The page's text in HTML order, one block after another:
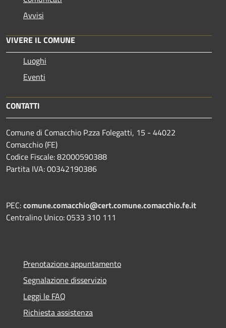
Avvisi
VIVERE IL COMUNE
Luoghi
Eventi
CONTATTI
Comune di Comacchio P.zza Folegatti, 15 - 44022
Comacchio (FE)
Codice Fiscale: 82000590388
Partita IVA: 00342190386
PEC:comune.comacchio@cert.comune.comacchio.fe.it
Centralino Unico: 0533 310 111
Prenotazione appuntamento
Segnalazione disservizio
Leggi le FAQ
Richiesta assistenza